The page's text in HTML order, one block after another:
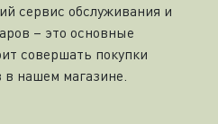
сервис обслуживания и
– это основные
совершать покупки
нашем магазине.